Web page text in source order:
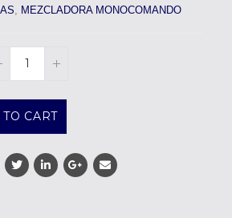
, MEZCLADORA MONOCOMANDO
CART